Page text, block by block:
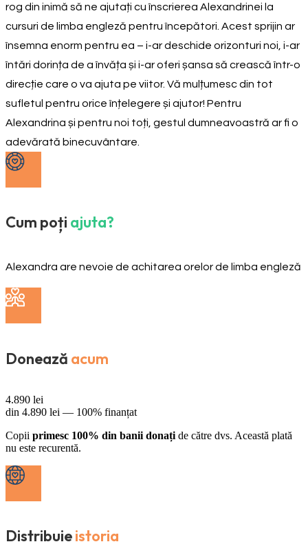
rog din inimă să ne ajutați cu înscrierea Alexandrinei la
cursuri de limba engleză pentru începători. Acest sprijin ar
însemna enorm pentru ea – i-ar deschide orizonturi noi, i-ar
întări dorința de a învăța și i-ar oferi șansa să crească într-o
direcție care o va ajuta pe viitor. Vă mulțumesc din tot
sufletul pentru orice înțelegere și ajutor! Pentru
Alexandrina și pentru noi toți, gestul dumneavoastră ar fi o
adevărată binecuvântare.
Cum poți ajuta?
Alexandra are nevoie de achitarea orelor de limba engleză
Donează acum
4.890 lei
din 4.890 lei — 100% finanțat
Copii primesc 100% din banii donați de către dvs. Această plată
nu este recurentă.
Distribuieistoria